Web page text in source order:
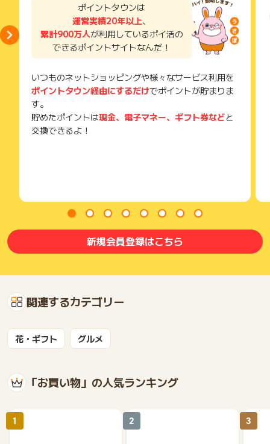
ポイントタウンは
運営実績20年以上、
累計900万人が利用しているポイ活の
できるポイントサイトなんだ！
いつものネットショッピングや様々なサービス利用を
ポイントタウン経由にするだけでポイントが貯まりま
す。
貯めたポイントは現金、電子マネー、ギフト券などと
交換できるよ！
新規会員登録はこちら
関連するカテゴリー
花・ギフト グルメ
「お買い物」の人気ランキング
1 2 3